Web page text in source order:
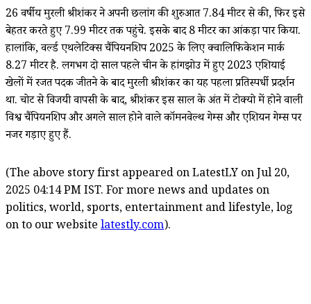
26 वर्षीय मुरली श्रीशंकर ने अपनी छलांग की शुरुआत 7.84 मीटर से की, फिर इसे
बेहतर करते हुए 7.99 मीटर तक पहुंचे. इसके बाद 8 मीटर का आंकड़ा पार किया.
हालांकि, वर्ल्ड एथलेटिक्स चैंपियनशिप 2025 के लिए क्वालिफिकेशन मार्क
8.27 मीटर है. लगभग दो साल पहले चीन के हांगझोउ में हुए 2023 एशियाई
खेलों में रजत पदक जीतने के बाद मुरली श्रीशंकर का यह पहला प्रतिस्पर्धी प्रदर्शन
था. चोट से विजयी वापसी के बाद, श्रीशंकर इस साल के अंत में टोक्यो में होने वाली
विश्व चैंपियनशिप और अगले साल होने वाले कॉमनवेल्थ गेम्स और एशियन गेम्स पर
नजर गड़ाए हुए हैं.
(The above story first appeared on LatestLY on Jul 20,
2025 04:14 PM IST. For more news and updates on
politics, world, sports, entertainment and lifestyle, log
on to our website latestly.com).